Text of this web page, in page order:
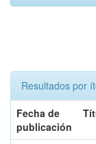
Resultados por
Fecha de
publicación